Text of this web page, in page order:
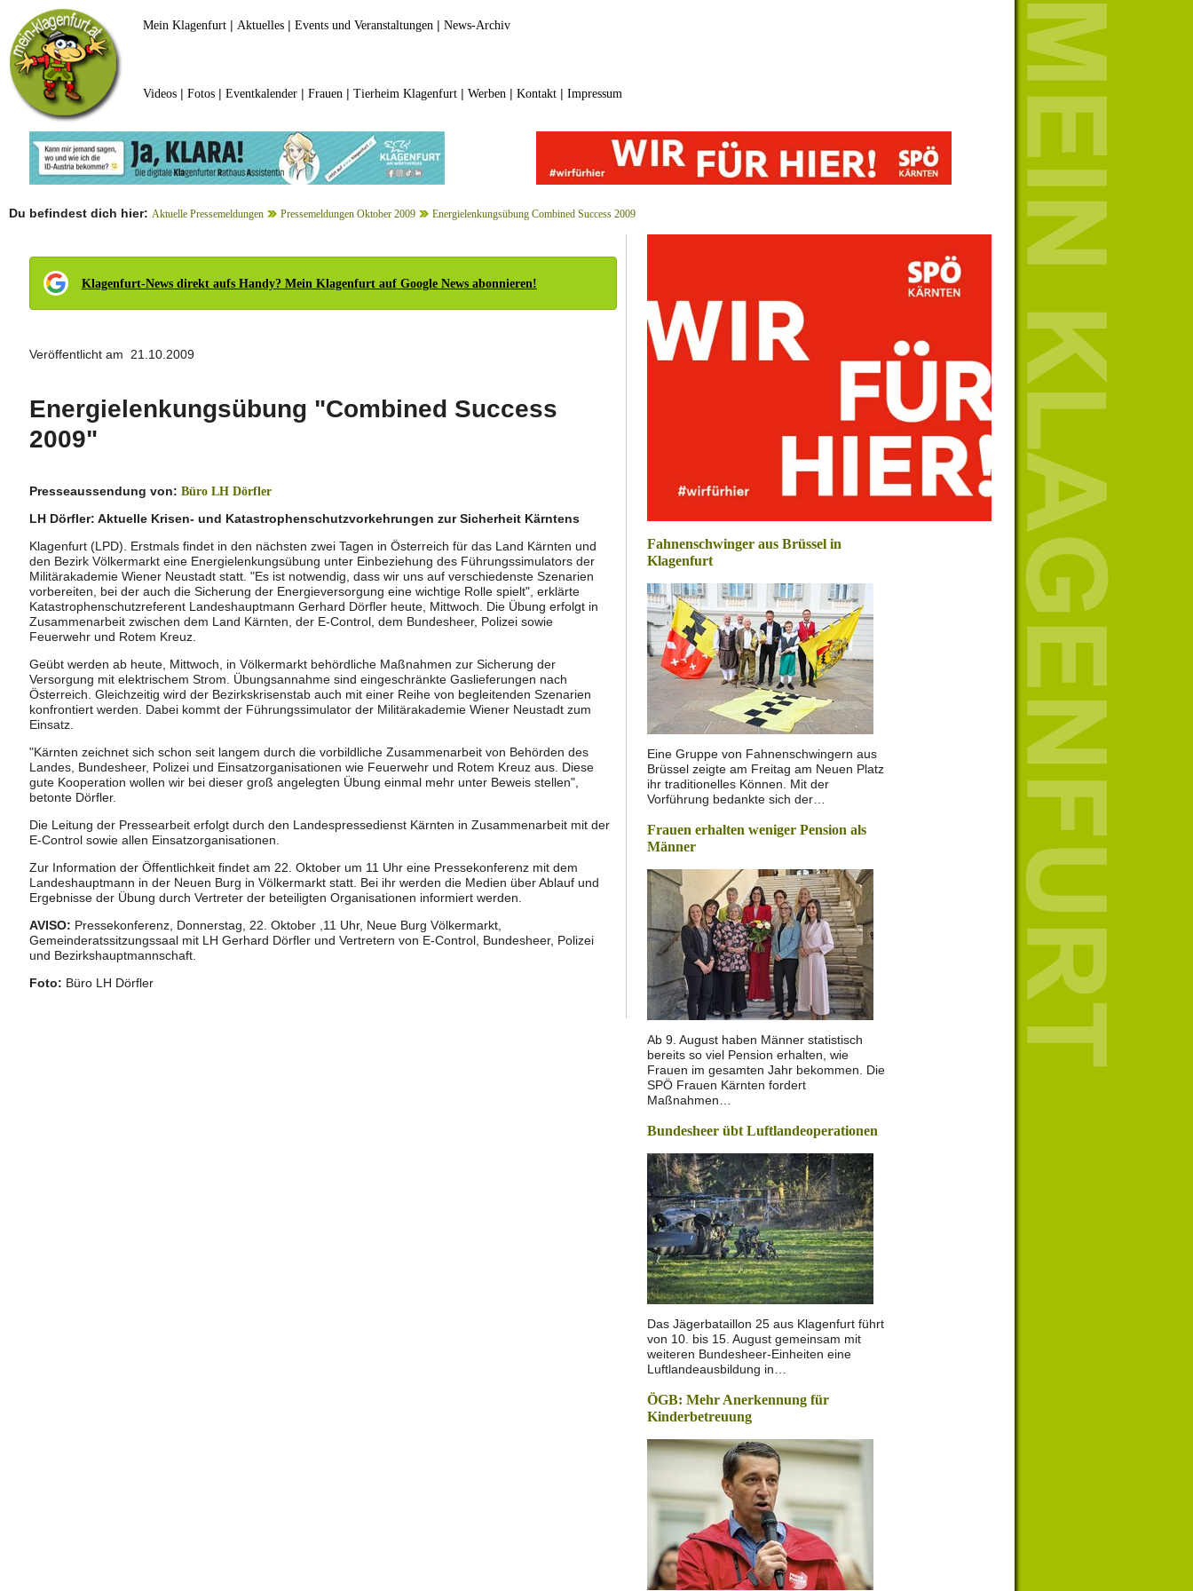
Mein Klagenfurt| Aktuelles| Events und Veranstaltungen | News-Archiv
Videos| Fotos| Eventkalender| Frauen | Tierheim Klagenfurt| Werben | Kontakt| Impressum
Du befindest dich hier: Aktuelle Pressemeldungen Pressemeldungen Oktober 2009 Energielenkungsübung Combined Success 2009
Klagenfurt-News direkt aufs Handy? Mein Klagenfurt auf Google News abonnieren!
Veröffentlicht am 21.10.2009
Energielenkungsübung "Combined Success
2009"
Presseaussendung von: Büro LH Dörfler
LH Dörfler: Aktuelle Krisen- und Katastrophenschutzvorkehrungen zur Sicherheit Kärntens
Klagenfurt (LPD). Erstmals findet in den nächsten zwei Tagen in Österreich für das Land Kärnten und
den Bezirk Völkermarkt eine Energielenkungsübung unter Einbeziehung des Führungssimulators der
Militärakademie Wiener Neustadt statt. "Es ist notwendig, dass wir uns auf verschiedenste Szenarien
vorbereiten, bei der auch die Sicherung der Energieversorgung eine wichtige Rolle spielt", erklärte
Katastrophenschutzreferent Landeshauptmann Gerhard Dörfler heute, Mittwoch. Die Übung erfolgt in
Zusammenarbeit zwischen dem Land Kärnten, der E-Control, dem Bundesheer, Polizei sowie
Feuerwehr und Rotem Kreuz.
Geübt werden ab heute, Mittwoch, in Völkermarkt behördliche Maßnahmen zur Sicherung der
Versorgung mit elektrischem Strom. Übungsannahme sind eingeschränkte Gaslieferungen nach
Österreich. Gleichzeitig wird der Bezirkskrisenstab auch mit einer Reihe von begleitenden Szenarien
konfrontiert werden. Dabei kommt der Führungssimulator der Militärakademie Wiener Neustadt zum
Einsatz.
"Kärnten zeichnet sich schon seit langem durch die vorbildliche Zusammenarbeit von Behörden des
Landes, Bundesheer, Polizei und Einsatzorganisationen wie Feuerwehr und Rotem Kreuz aus. Diese
gute Kooperation wollen wir bei dieser groß angelegten Übung einmal mehr unter Beweis stellen",
betonte Dörfler.
Die Leitung der Pressearbeit erfolgt durch den Landespressedienst Kärnten in Zusammenarbeit mit der
E-Control sowie allen Einsatzorganisationen.
Zur Information der Öffentlichkeit findet am 22. Oktober um 11 Uhr eine Pressekonferenz mit dem
Landeshauptmann in der Neuen Burg in Völkermarkt statt. Bei ihr werden die Medien über Ablauf und
Ergebnisse der Übung durch Vertreter der beteiligten Organisationen informiert werden.
AVISO: Pressekonferenz, Donnerstag, 22. Oktober ,11 Uhr, Neue Burg Völkermarkt,
Gemeinderatssitzungssaal mit LH Gerhard Dörfler und Vertretern von E-Control, Bundesheer, Polizei
und Bezirkshauptmannschaft.
Foto: Büro LH Dörfler
Fahnenschwinger aus Brüssel in
Klagenfurt
Eine Gruppe von Fahnenschwingern aus
Brüssel zeigte am Freitag am Neuen Platz
ihr traditionelles Können. Mit der
Vorführung bedankte sich der…
Frauen erhalten weniger Pension als
Männer
Ab 9. August haben Männer statistisch
bereits so viel Pension erhalten, wie
Frauen im gesamten Jahr bekommen. Die
SPÖ Frauen Kärnten fordert
Maßnahmen…
Bundesheer übt Luftlandeoperationen
Das Jägerbataillon 25 aus Klagenfurt führt
von 10. bis 15. August gemeinsam mit
weiteren Bundesheer-Einheiten eine
Luftlandeausbildung in…
ÖGB: Mehr Anerkennung für
Kinderbetreuung